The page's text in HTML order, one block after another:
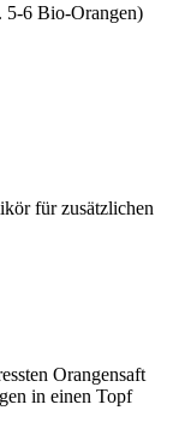
5-6 Bio-Orangen)
für zusätzlichen
Orangensaft
in einen Topf